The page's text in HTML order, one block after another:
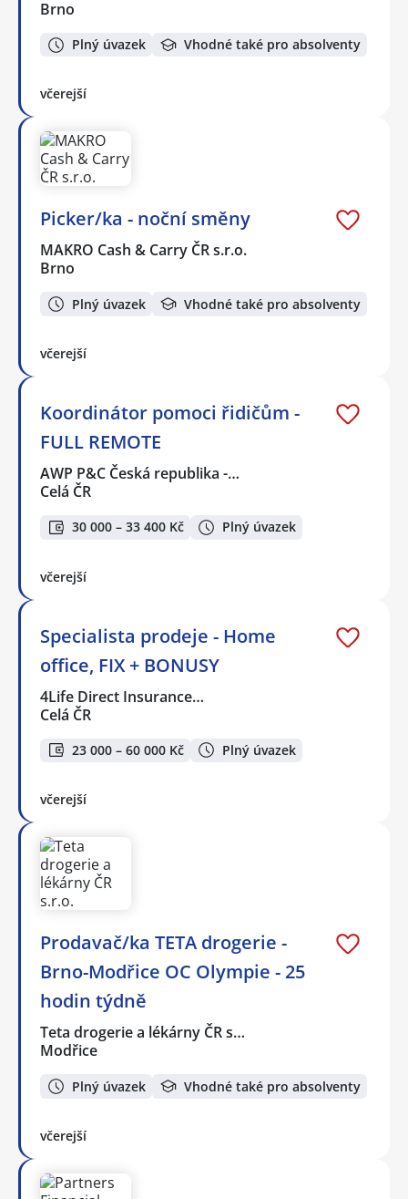
Brno
Plný úvazek Vhodné také pro absolventy
včerejší
Picker/ka - noční směny
MAKRO Cash & Carry ČR s.r.o.
Brno
Plný úvazek Vhodné také pro absolventy
včerejší
Koordinátor pomoci řidičům -
FULL REMOTE
AWP P&C Česká republika -…
Celá ČR
30 000 – 33 400 Kč Plný úvazek
včerejší
Specialista prodeje - Home
office, FIX + BONUSY
4Life Direct Insurance…
Celá ČR
23 000 – 60 000 Kč Plný úvazek
včerejší
Prodavač/ka TETA drogerie -
Brno-Modřice OC Olympie - 25
hodin týdně
Teta drogerie a lékárny ČR s…
Modřice
Plný úvazek Vhodné také pro absolventy
včerejší